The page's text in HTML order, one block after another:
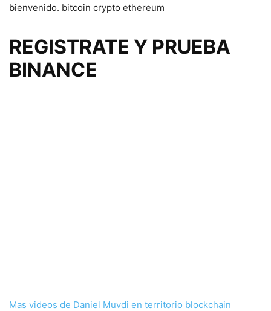
bienvenido. bitcoin crypto ethereum
REGISTRATE Y PRUEBA
BINANCE
Mas videos de Daniel Muvdi en territorio blockchain